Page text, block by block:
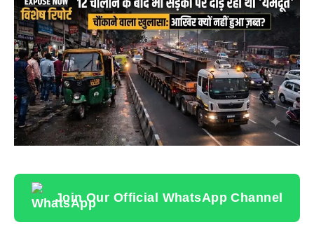
Join Our Official WhatsApp Channel